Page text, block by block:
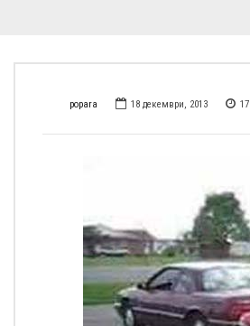
popara 18 декември, 2013 17